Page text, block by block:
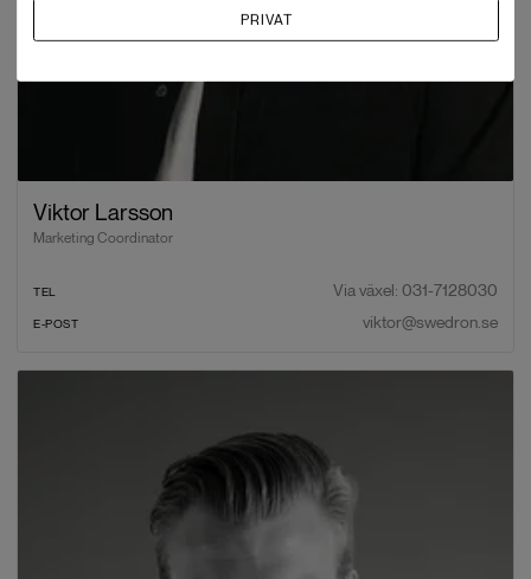
Viktor Larsson
Marketing Coordinator
TEL Via växel: 031-7128030
E-POST viktor@swedron.se
PRIVAT